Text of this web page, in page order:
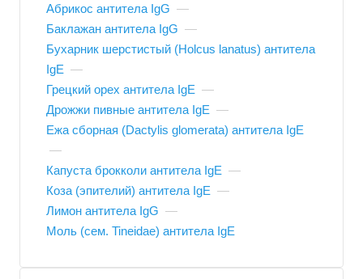
Абрикос антитела IgG —
Баклажан антитела IgG —
Бухарник шерстистый (Holcus lanatus) антитела
IgE —
Грецкий орех антитела IgE —
Дрожжи пивные антитела IgE —
Ежа сборная (Dactylis glomerata) антитела IgE
—
Капуста брокколи антитела IgE —
Коза (эпителий) антитела IgE —
Лимон антитела IgG —
Моль (сем. Tineidae) антитела IgE